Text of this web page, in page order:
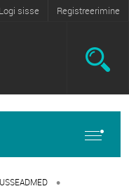
Logi sisse Registreerimine
•